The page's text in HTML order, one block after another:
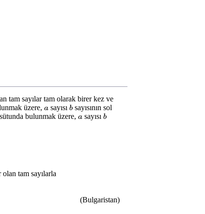
tam sayılar tam olarak birer kez ve
üzere, asayısı bsayısının sol
sütunda bulunmak üzere, asayısı b
tam sayılarla
(Bulgaristan)